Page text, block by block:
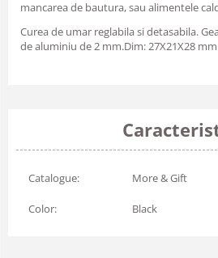
mancarea de bautura, sau alimentele
Curea de umar reglabila si detasabila.
de aluminiu de 2 mm.Dim:27X21X28 mm
Catalogue: More & Gift
Color: Black